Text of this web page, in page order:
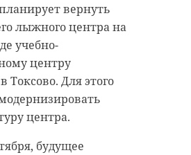
вернуть
лыжного центра на
учебно-
центру
Токсово. Для этого
центра.
будущее
внепланово
проверит